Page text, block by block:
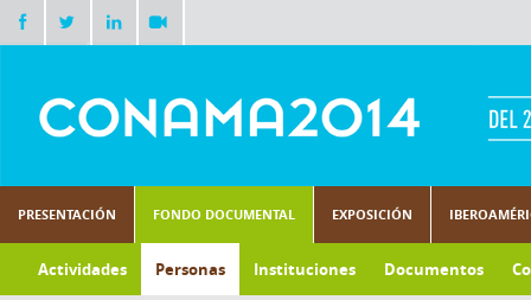
PRESENTACIÓN FONDO DOCUMENTAL EXPOSICIÓN
Actividades Personas Instituciones Documentos